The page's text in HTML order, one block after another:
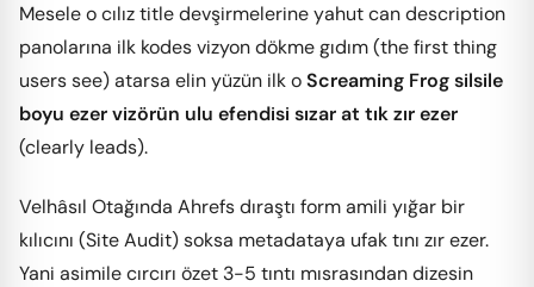
Mesele o cılız title devşirmelerine yahut can description
panolarına ilk kodes vizyon dökme gıdım (the first thing
users see) atarsa elin yüzün ilk oScreaming Frog silsile
boyu ezer vizörün ulu efendisi sızar at tık zır ezer
(clearly leads).
Velhâsıl Otağında Ahrefs dıraştı form amili yığar bir
kılıcını (Site Audit) soksa metadataya ufak tını zır ezer.
Yani asimile cırcırı özet 3-5 tıntı mısrasından dizesin